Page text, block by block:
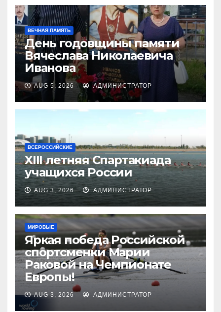
ВЕЧНАЯ ПАМЯТЬ
День годовщины памяти
Вячеслава Николаевича
Иванова
AUG 5, 2026 АДМИНИСТРАТОР
ВСЕРОССИЙСКИЕ
XIII летняя Спартакиада
учащихся России
AUG 3, 2026 АДМИНИСТРАТОР
МИРОВЫЕ
Яркая победа Российской
спортсменки Марии
Раковой на Чемпионате
Европы!
AUG 3, 2026 АДМИНИСТРАТОР